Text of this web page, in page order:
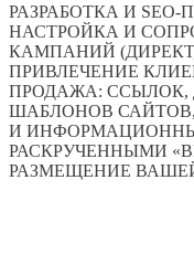
РАЗРАБОТКА И
НАСТРОЙКА И
КАМПАНИЙ
ПРИВЛЕЧЕНИЕ
ПРОДАЖА: ССЫЛОК,
ШАБЛОНОВ
И
РАСКРУЧЕННЫМИ
РАЗМЕЩЕНИЕ